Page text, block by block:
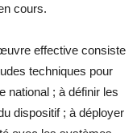
cours.
effective consiste
techniques pour
national ; à définir les
dispositif ; à déployer